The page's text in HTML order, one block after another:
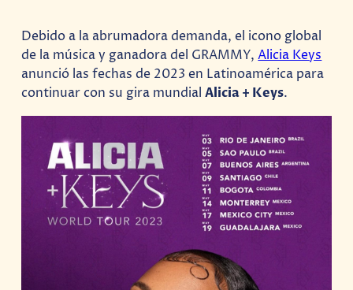
Debido a la abrumadora demanda, el icono global
de la música y ganadora del GRAMMY,Alicia Keys
anunció las fechas de 2023 en Latinoamérica para
continuar con su gira mundialAlicia + Keys.